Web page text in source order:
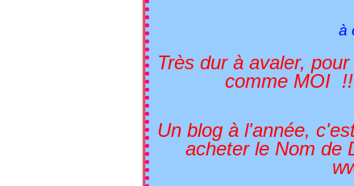
à ce jour
Très dur à avaler,
comme MOI
Un blog à l'année,
acheter le Nom de